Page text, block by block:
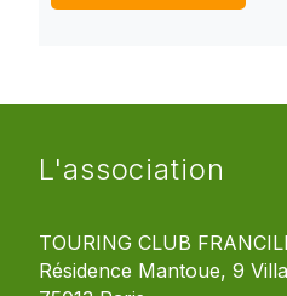
L'association
TOURING CLUB
Résidence Mantoue, 9 Villa